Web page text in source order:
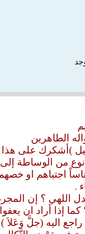
الطاهرين
)أشكرك على هذا
من الوساطة
اجتباهم او
.
اللهي ؟ إن
إذا أراد ان
راجع اليه (جلَّ